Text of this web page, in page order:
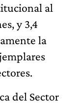
al
y 3,4
la
del Sector